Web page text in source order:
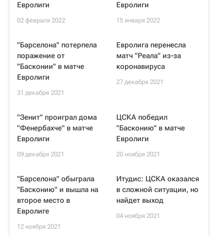
Евролиги
02 февраля 2022
Евролиги
15 января 2022
"Барселона" потерпела
поражение от
"Басконии" в матче
Евролиги
31 декабря 2021
Евролига перенесла
матч "Реала" из-за
коронавируса
27 декабря 2021
"Зенит" проиграл дома
"Фенербахче" в матче
Евролиги
09 декабря 2021
ЦСКА победил
"Басконию" в матче
Евролиги
20 ноября 2021
"Барселона" обыграла
"Басконию" и вышла на
второе место в
Евролиге
12 ноября 2021
Итудис: ЦСКА оказался
в сложной ситуации, но
найдет выход
04 ноября 2021